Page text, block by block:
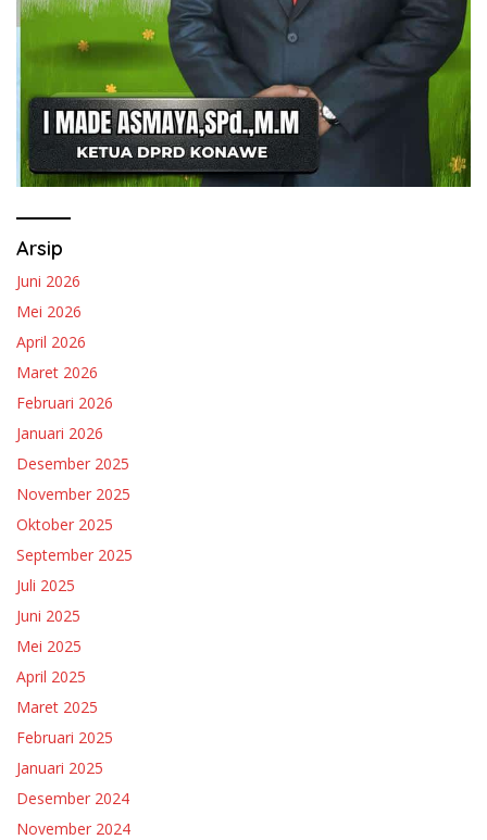
Arsip
Juni 2026
Mei 2026
April 2026
Maret 2026
Februari 2026
Januari 2026
Desember 2025
November 2025
Oktober 2025
September 2025
Juli 2025
Juni 2025
Mei 2025
April 2025
Maret 2025
Februari 2025
Januari 2025
Desember 2024
November 2024